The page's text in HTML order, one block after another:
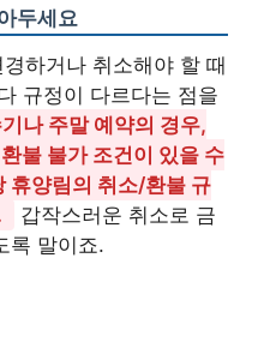
두세요
하거나 취소해야 할 때
규정이 다르다는 점을
나 주말 예약의 경우,
불 불가 조건이 있을 수
휴양림의 취소/환불 규
갑작스러운 취소로 금
록 말이죠.